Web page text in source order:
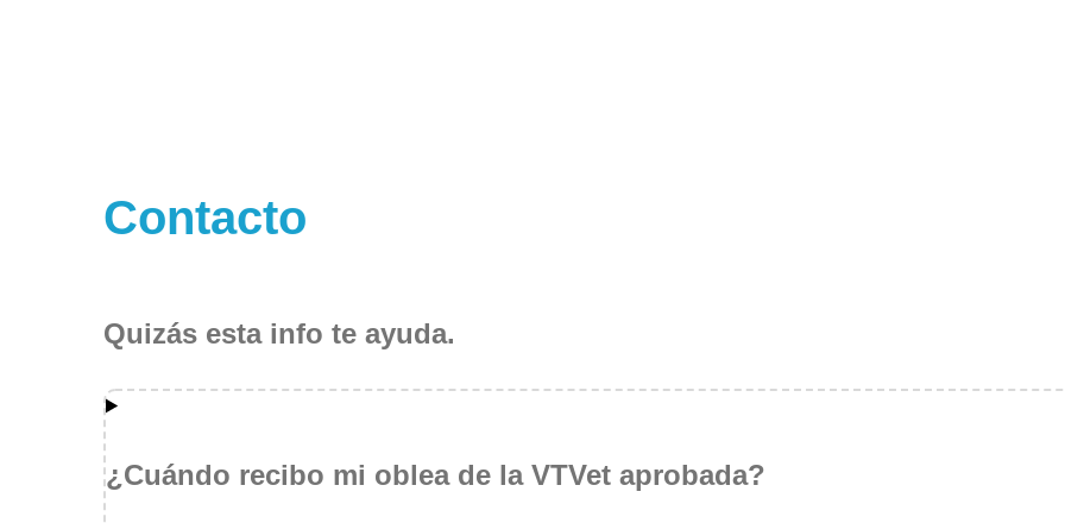
Contacto
Quizás esta info te ayuda.
¿Cuándo recibo mi oblea de la VTVet aprobada?